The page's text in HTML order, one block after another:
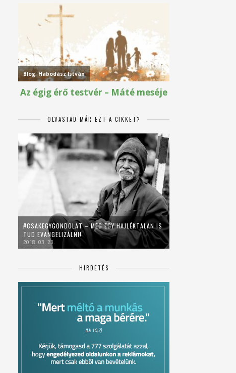
OLVASTAD MÁR EZT A CIKKET?
#CSAKEGYGONDOLAT – MÉG EGY HAJLÉKTALAN IS
TUD EVANGELIZÁLNI!
2018. 03. 23.
HIRDETÉS